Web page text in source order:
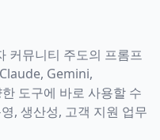
커뮤니티 주도의 프롬프
Gemini,
도구에 바로 사용할 수
, 생산성, 고객 지원 업무